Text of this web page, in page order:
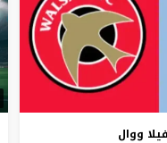
فيلا ووال